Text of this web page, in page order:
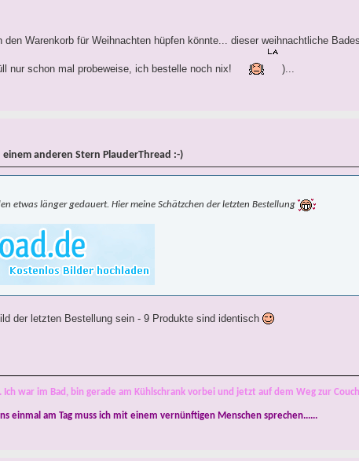
Warenkorb für Weihnachten hüpfen könnte... dieser weihnachtliche
nur schon mal probeweise, ich bestelle noch nix! )...
anderen Stern PlauderThread :-)
etwas länger gedauert. Hier meine Schätzchen der letzten Bestellung
der letzten Bestellung sein - 9 Produkte sind identisch
Ich war im Bad, bin gerade am Kühlschrank vorbei und jetzt auf dem Weg zur
einmal am Tag muss ich mit einem vernünftigen Menschen sprechen......